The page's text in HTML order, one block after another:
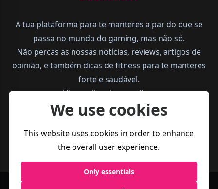
A tua plataforma para te manteres a par do que se
passa no mundo do gaming, mas não só.
Não percas as nossas notícias, reviews, artigos de
opinião, e também dicas de fitness para te manteres
forte e saudável.
Vive melhor, joga melhor.
We use cookies
This website uses cookies in order to enhance
the overall user experience.
Only essentials